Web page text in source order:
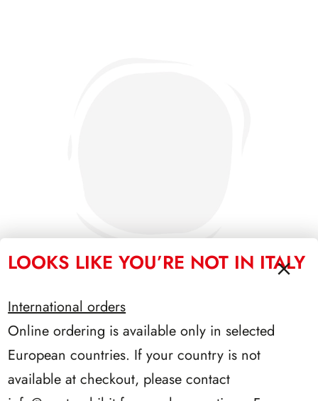
LOOKS LIKE YOU’RE NOT IN ITALY
International orders
Online ordering is available only in selected
European countries. If your country is not
available at checkout, please contact